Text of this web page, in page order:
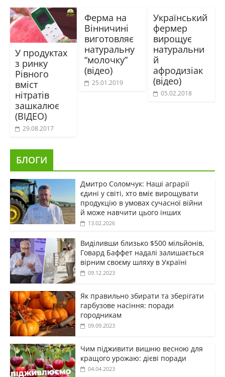
У продуктах
з ринку
Рівного
вміст
нітратів
зашкалює
(ВІДЕО)
29.08.2017
Ферма на
Вінничині
виготовляє
натуральну
“молочку”
(відео)
25.01.2019
Український
фермер
вирощує
натуральни
й
афродизіак
(відео)
05.02.2018
БЛОГИ
Дмитро Соломчук: Наші аграрії
єдині у світі, хто вміє вирощувати
продукцію в умовах сучасної війни
й може навчити цього інших
13.02.2026
Виділивши близько $500 мільйонів,
Говард Баффет надалі залишається
вірним своєму шляху в Україні
09.12.2023
Як правильно збирати та зберігати
гарбузове насіння: поради
городникам
09.09.2023
Чим підживити вишню весною для
кращого урожаю: дієві поради
04.04.2023